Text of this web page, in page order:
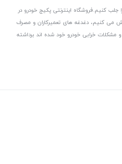
جلب کنیم.فروشگاه اینترنتی پکیج خودرو در
می کنیم، دغدغه های تعمیرکاران و مصرف
مشکلات خرابی خودرو خود شده اند برداشته